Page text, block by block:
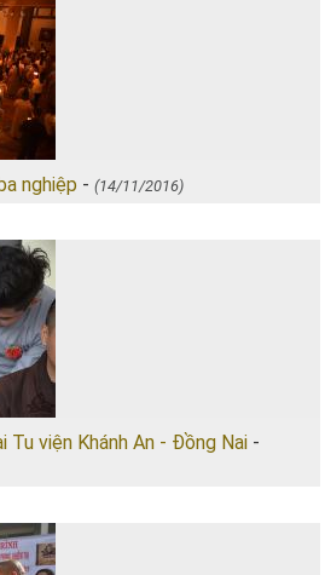
nghiệp - (14/11/2016)
Tu viện Khánh An - Đồng Nai -